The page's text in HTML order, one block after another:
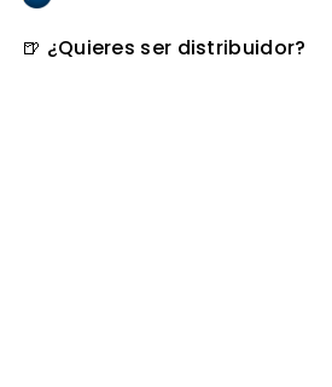
🍺 ¿Quieres ser distribuidor?